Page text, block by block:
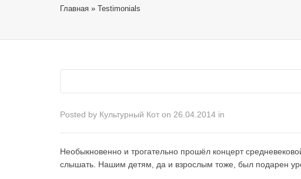
Главная » Testimonials
Posted by Культурный Кот on 26.04.2014 in
Необыкновенно и трогательно прошёл концерт
слышать. Нашим детям, да и взрослым тоже, был подарен